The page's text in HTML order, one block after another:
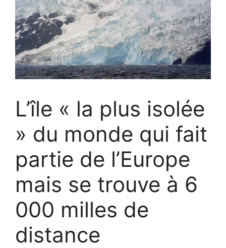
L’île « la plus isolée
» du monde qui fait
partie de l’Europe
mais se trouve à 6
000 milles de
distance